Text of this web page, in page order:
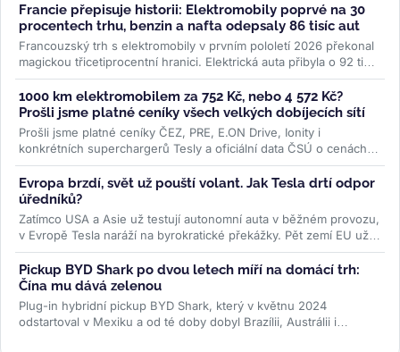
Francie přepisuje historii: Elektromobily poprvé na 30
procentech trhu, benzin a nafta odepsaly 86 tisíc aut
Francouzský trh s elektromobily v prvním pololetí 2026 překonal
magickou třicetiprocentní hranici. Elektrická auta přibyla o 92 tisíc
kusů...>>
1000 km elektromobilem za 752 Kč, nebo 4 572 Kč?
Prošli jsme platné ceníky všech velkých dobíjecích sítí
Prošli jsme platné ceníky ČEZ, PRE, E.ON Drive, Ionity i
konkrétních superchargerů Tesly a oficiální data ČSÚ o cenách
paliv. Rozdíl je...>>
Evropa brzdí, svět už pouští volant. Jak Tesla drtí odpor
úředníků?
Zatímco USA a Asie už testují autonomní auta v běžném provozu,
v Evropě Tesla naráží na byrokratické překážky. Pět zemí EU už
ale...>>
Pickup BYD Shark po dvou letech míří na domácí trh:
Čína mu dává zelenou
Plug-in hybridní pickup BYD Shark, který v květnu 2024
odstartoval v Mexiku a od té doby dobyl Brazílii, Austrálii i